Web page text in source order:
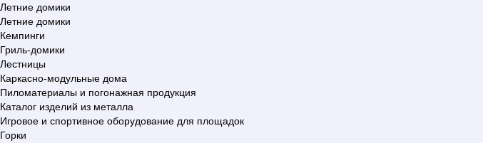
Летние домики
Летние домики
Кемпинги
Гриль-домики
Лестницы
Каркасно-модульные дома
Пиломатериалы и погонажная продукция
Каталог изделий из металла
Игровое и спортивное оборудование для площадок
Горки